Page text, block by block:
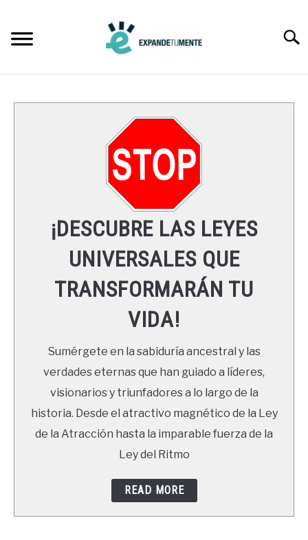
content
LEYES UNIVERSALES
RECURSOS
NEWSLETTER
¡DESCUBRE LAS LEYES
UNIVERSALES QUE
TRANSFORMARÁN TU
VIDA!
Sumérgete en la sabiduría ancestral y las
verdades eternas que han guiado a líderes,
visionarios y triunfadores a lo largo de la
historia. Desde el atractivo magnético de la Ley
de la Atracción hasta la imparable fuerza de la
Ley del Ritmo
READ MORE